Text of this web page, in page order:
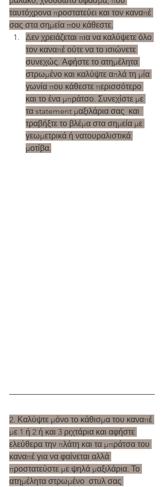
ταυτόχρονα προστατεύει και τον καναπέ
σας στα σημεία που κάθεστε.
Δεν χρειάζεται πια να καλύψετε όλο
τον καναπέ ούτε να το ισιώνετε
συνεχώς. Αφήστε το ατημέλητα
στρωμένο και καλύψτε απλά τη μία
γωνία που κάθεστε περισσότερο
και το ένα μπράτσο. Συνεχίστε με
τα statement μαξιλάρια σας  και
τραβήξτε το βλέμα στα σημεία με
γεωμετρικά ή νατουραλιστικά
μοτίβα.
2. Καλύψτε μόνο το κάθισμα του καναπέ
με 1 ή 2 ή και 3 ριχτάρια και αφήστε
ελεύθερα την πλάτη και τα μπράτσα του
καναπέ για να φαίνεται αλλά
προστατεύστε με ψηλά μαξιλάρια. Το
ατημέλητα στρωμένο  στυλ σας